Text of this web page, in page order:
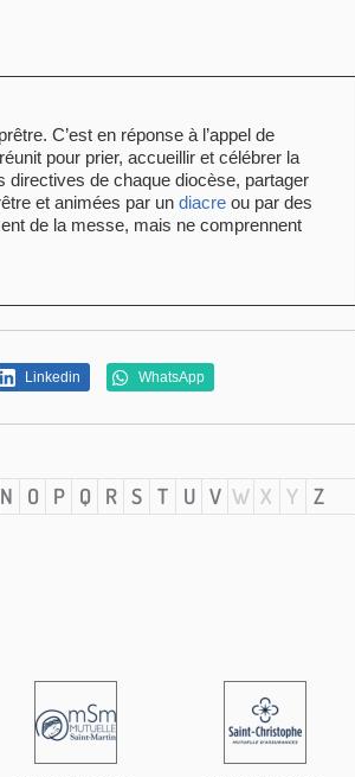
C’est en réponse à l’appel de
pour prier, accueillir et célébrer la
directives de chaque diocèse, partager
et animées par un diacre ou par des
de la messe, mais ne comprennent
Linkedin WhatsApp
N O P Q R S T U V W X Y Z